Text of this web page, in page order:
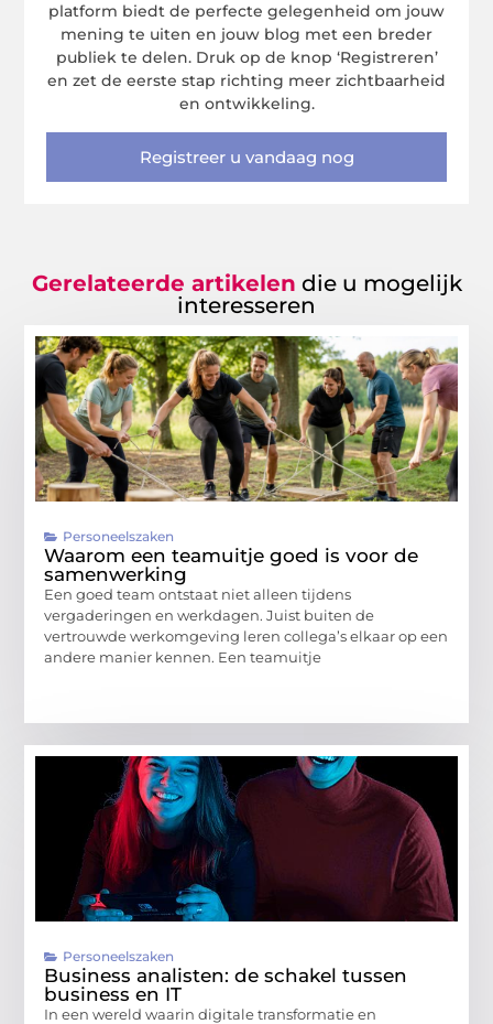
platform biedt de perfecte gelegenheid om jouw
mening te uiten en jouw blog met een breder
publiek te delen. Druk op de knop ‘Registreren’
en zet de eerste stap richting meer zichtbaarheid
en ontwikkeling.
Registreer u vandaag nog
Gerelateerde artikelen die u mogelijk
interesseren
Personeelszaken
Waarom een teamuitje goed is voor de
samenwerking
Een goed team ontstaat niet alleen tijdens
vergaderingen en werkdagen. Juist buiten de
vertrouwde werkomgeving leren collega’s elkaar op een
andere manier kennen. Een teamuitje
Personeelszaken
Business analisten: de schakel tussen
business en IT
In een wereld waarin digitale transformatie en